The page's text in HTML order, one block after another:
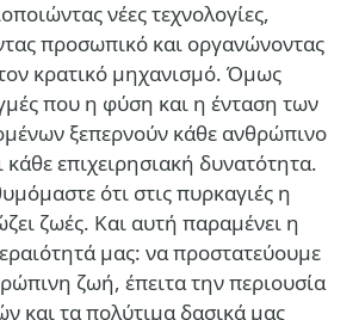
νέες τεχνολογίες,
προσωπικό και οργανώνοντας
κρατικό μηχανισμό. Όμως
που η φύση και η ένταση των
ξεπερνούν κάθε ανθρώπινο
κάθε επιχειρησιακή δυνατότητα.
ότι στις πυρκαγιές η
ζωές. Και αυτή παραμένει η
μας: να προστατεύουμε
ζωή, έπειτα την περιουσία
και τα πολύτιμα δασικά μας